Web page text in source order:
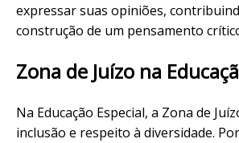
expressar suas opiniões,
construção de um pensamento
Zona de Juízo na
Na Educação Especial, a Zona de
inclusão e respeito à diversidade.